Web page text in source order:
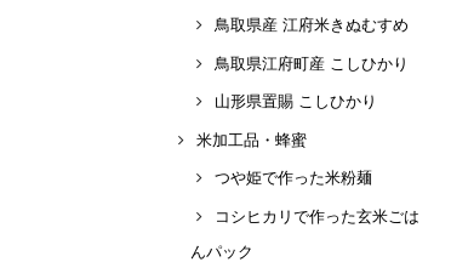
鳥取県産 江府米きぬむすめ
鳥取県江府町産 こしひかり
山形県置賜 こしひかり
米加工品・蜂蜜
つや姫で作った米粉麺
コシヒカリで作った玄米ごは
んパック